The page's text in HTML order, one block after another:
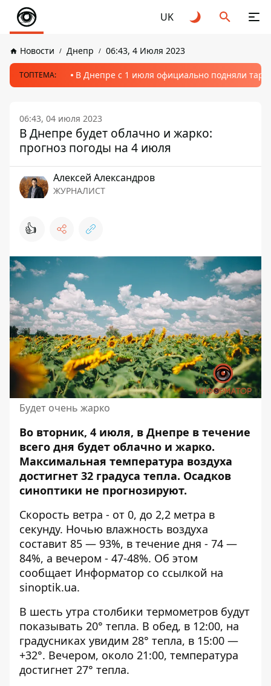
UK
Новости Днепр 06:43, 4 Июля 2023
ТОПТЕМА: В Днепре с 1 июля официально подняли
06:43, 04 июля 2023
В Днепре будет облачно и жарко:
прогноз погоды на 4 июля
Алексей Александров
ЖУРНАЛИСТ
👍
Будет очень жарко
Во вторник, 4 июля, в Днепре в течение
всего дня будет облачно и жарко.
Максимальная температура воздуха
достигнет 32 градуса тепла. Осадков
синоптики не прогнозируют.
Скорость ветра - от 0, до 2,2 метра в
секунду. Ночью влажность воздуха
составит 85 — 93%, в течение дня - 74 —
84%, а вечером - 47-48%. Об этом
сообщает Информатор со ссылкой на
sinoptik.ua.
В шесть утра столбики термометров будут
показывать 20° тепла. В обед, в 12:00, на
градусниках увидим 28° тепла, в 15:00 —
+32°. Вечером, около 21:00, температура
достигнет 27° тепла.